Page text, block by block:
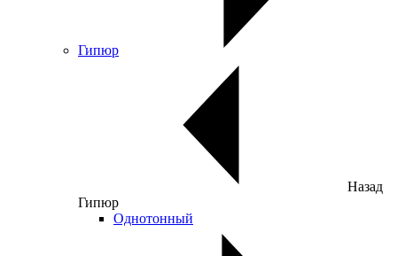
Гипюр
Назад
Гипюр
Однотонный